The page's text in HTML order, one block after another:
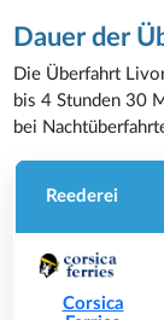
Dauer der
Die Überfahrt
bis 4 Stunden 30
bei
Reederei
Corsica